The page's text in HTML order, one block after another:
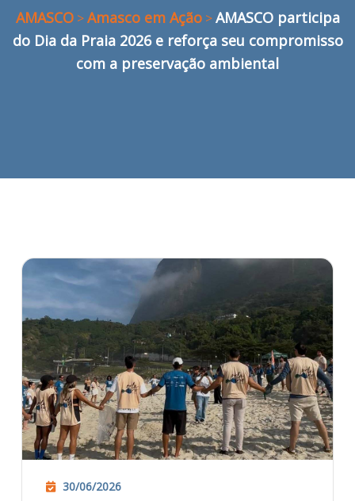
AMASCO>Amasco em Ação>AMASCO participa
do Dia da Praia 2026 e reforça seu compromisso
com a preservação ambiental
30/06/2026